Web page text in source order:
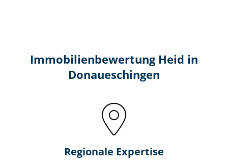
Immobilien­bewertung Heid in
Donaueschingen
Regionale Expertise